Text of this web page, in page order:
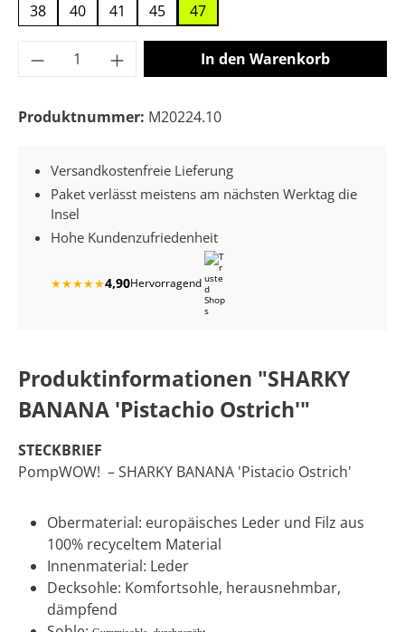
38
40 41 45 47
Produkt Anzahl: Gib den gewünschten
In den Warenkorb
Produktnummer: M20224.10
Versandkostenfreie Lieferung
Paket verlässt meistens am nächsten Werktag die
Insel
Hohe Kundenzufriedenheit
★★★★★4,90Hervorragend
Produktinformationen "SHARKY
BANANA 'Pistachio Ostrich'"
STECKBRIEF
PompWOW! – SHARKY BANANA 'Pistacio Ostrich'
Obermaterial: europäisches Leder und Filz aus
100% recyceltem Material
Innenmaterial: Leder
Decksohle: Komfortsohle, herausnehmbar,
dämpfend